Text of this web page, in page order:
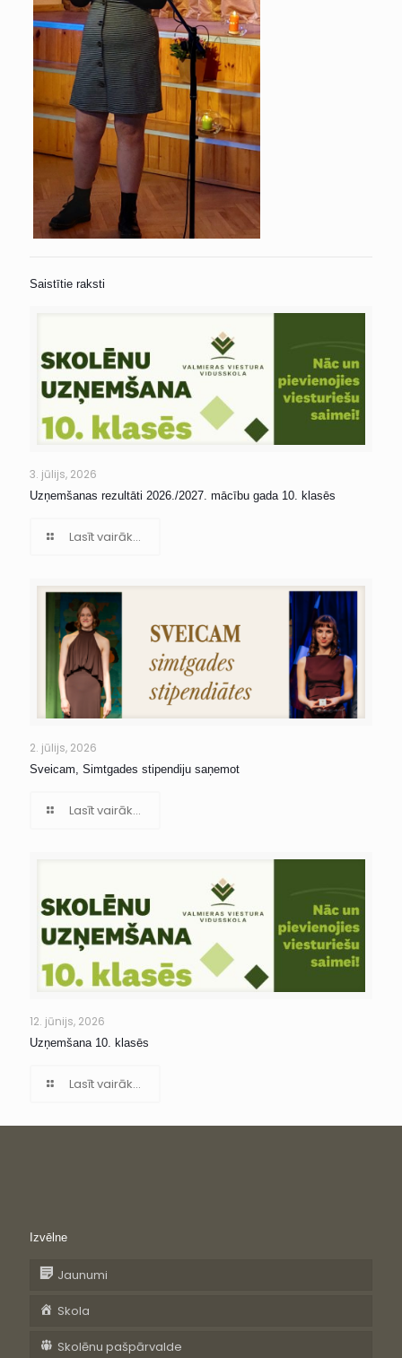
Saistītie raksti
3. jūlijs, 2026
Uzņemšanas rezultāti 2026./2027. mācību gada 10. klasēs
Lasīt vairāk...
2. jūlijs, 2026
Sveicam, Simtgades stipendiju saņemot
Lasīt vairāk...
12. jūnijs, 2026
Uzņemšana 10. klasēs
Lasīt vairāk...
Izvēlne
Jaunumi
Skola
Skolēnu pašpārvalde